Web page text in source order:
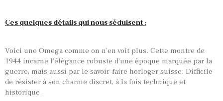
Ces quelques détails qui nous séduisent :
Voici une Omega comme on n’en voit plus. Cette montre de
1944 incarne l’élégance robuste d’une époque marquée par la
guerre, mais aussi par le savoir-faire horloger suisse. Difficile
de résister à son charme discret, à la fois technique et
historique.